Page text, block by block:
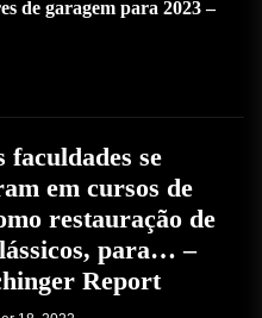
de garagem para 2023 –
faculdades se
em cursos de
restauração de
para… –
Report